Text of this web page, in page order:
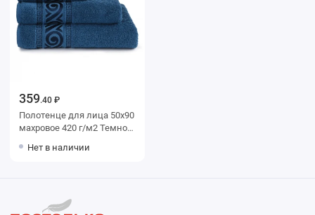
359.40 ₽
Полотенце для лица 50х90
махровое 420 г/м2 Темно-
мануфактура Acqua del Nilo
Нет в наличии